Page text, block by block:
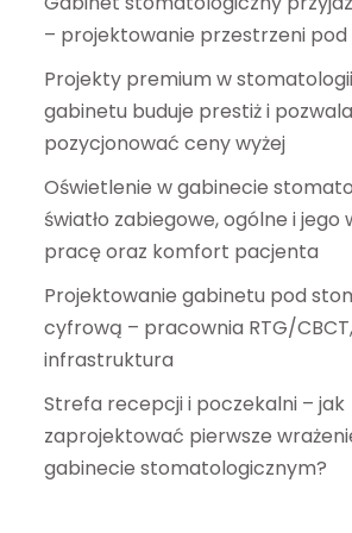
– projektowanie przestrzeni
Projekty premium w
gabinetu buduje prestiż i pozwala
pozycjonować ceny wyżej
Oświetlenie w gabinecie
światło zabiegowe, ogólne i jego
pracę oraz komfort pacjenta
Projektowanie gabinetu pod
cyfrową – pracownia RTG/
infrastruktura
Strefa recepcji i poczekalni – jak
zaprojektować pierwsze
gabinecie stomatologicznym?